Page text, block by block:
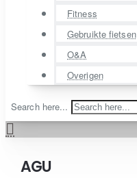
Fitness
Gebruikte fietsen
O&A
Overigen
Search here...
AGU